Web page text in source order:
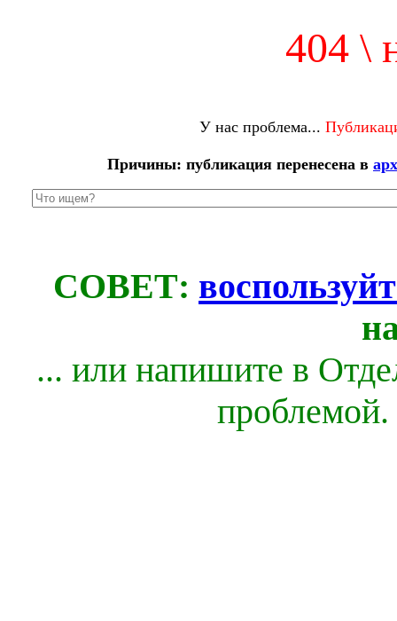
404 \
У нас проблема...
Причины: публикация перенесена в
СОВЕТ:
... или напишите в